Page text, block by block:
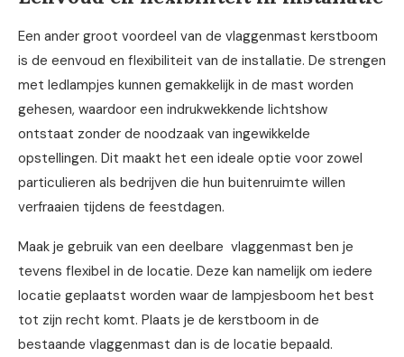
Een ander groot voordeel van de vlaggenmast kerstboom
is de eenvoud en flexibiliteit van de installatie. De strengen
met ledlampjes kunnen gemakkelijk in de mast worden
gehesen, waardoor een indrukwekkende lichtshow
ontstaat zonder de noodzaak van ingewikkelde
opstellingen. Dit maakt het een ideale optie voor zowel
particulieren als bedrijven die hun buitenruimte willen
verfraaien tijdens de feestdagen.
Maak je gebruik van een deelbare vlaggenmast ben je
tevens flexibel in de locatie. Deze kan namelijk om iedere
locatie geplaatst worden waar de lampjesboom het best
tot zijn recht komt. Plaats je de kerstboom in de
bestaande vlaggenmast dan is de locatie bepaald.